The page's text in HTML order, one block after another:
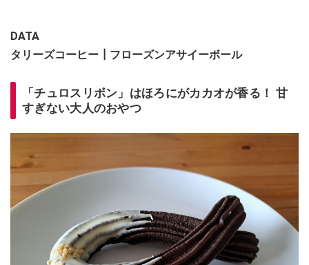
DATA
タリーズコーヒー┃フローズンアサイーボール
「チュロスリボン」はほろにがカカオが香る！ 甘
すぎない大人のおやつ